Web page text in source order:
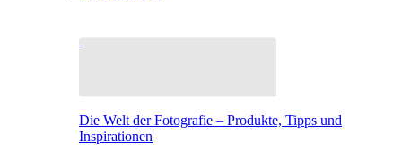
Die Welt der Fotografie – Produkte, Tipps und
Inspirationen